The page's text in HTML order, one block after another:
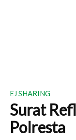
EJ SHARING
Surat
Polresta